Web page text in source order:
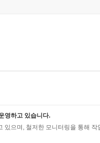
영하고 있습니다.
있으며, 철저한 모니터링을 통해